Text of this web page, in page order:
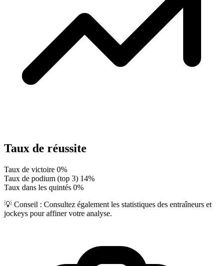
Taux de réussite
Taux de victoire 0%
Taux de podium (top 3) 14%
Taux dans les quintés 0%
💡 Conseil : Consultez également les statistiques des entraîneurs et
jockeys pour affiner votre analyse.